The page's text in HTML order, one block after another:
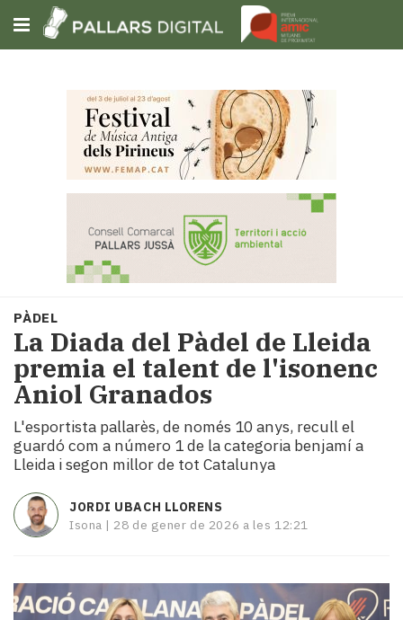
Subscriu-t'hi
Portada
Societat
Política
i
municipis
Economia
turisme
Cultura
Mai
tant!
TV
mitjans
El
PÀDEL
La Diada del Pàdel de Lleida
premia el talent de l'isonenc
Aniol Granados
L'esportista pallarès, de només 10 anys, recull el
guardó com a número 1 de la categoria benjamí a
Lleida i segon millor de tot Catalunya
JORDI UBACH LLORENS
Isona | 28 de gener de 2026 a les 12:21